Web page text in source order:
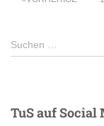
der
S
u
n
Suchen …
TuS auf Social